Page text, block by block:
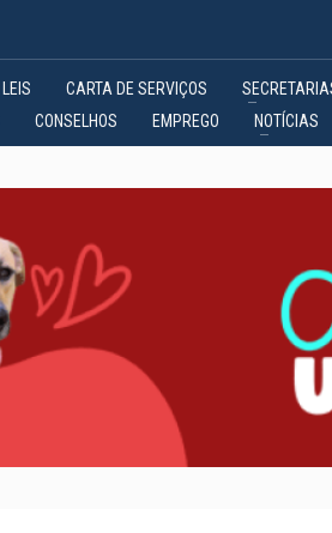
LEIS CARTA DE SERVIÇOS
CONSELHOS EMPREGO NOTÍCIAS